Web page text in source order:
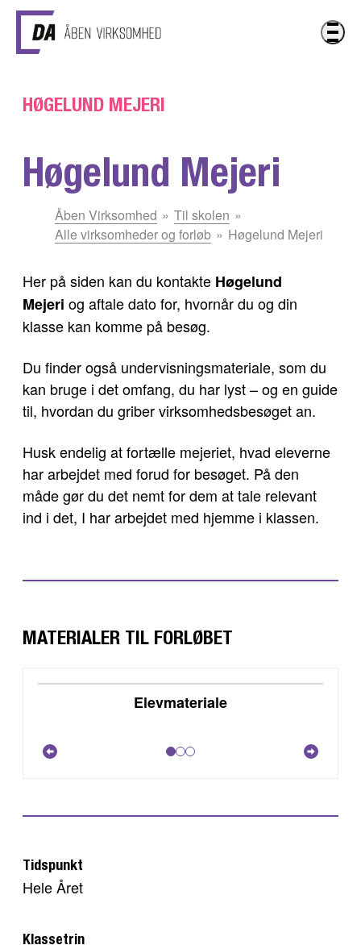
Gå til hovedindhold
HØGELUND MEJERI
Høgelund Mejeri
Åben Virksomhed
Til skolen
Alle virksomheder og forløb
Høgelund Mejeri
Her på siden kan du kontakte Høgelund
Mejeri og aftale dato for, hvornår du og din
klasse kan komme på besøg.
Du finder også undervisningsmateriale, som du
kan bruge i det omfang, du har lyst – og en guide
til, hvordan du griber virksomhedsbesøget an.
Husk endelig at fortælle mejeriet, hvad eleverne
har arbejdet med forud for besøget. På den
måde gør du det nemt for dem at tale relevant
ind i det, I har arbejdet med hjemme i klassen.
MATERIALER TIL FORLØBET
VIS
Elevmateriale
Tidspunkt
Hele Året
Klassetrin